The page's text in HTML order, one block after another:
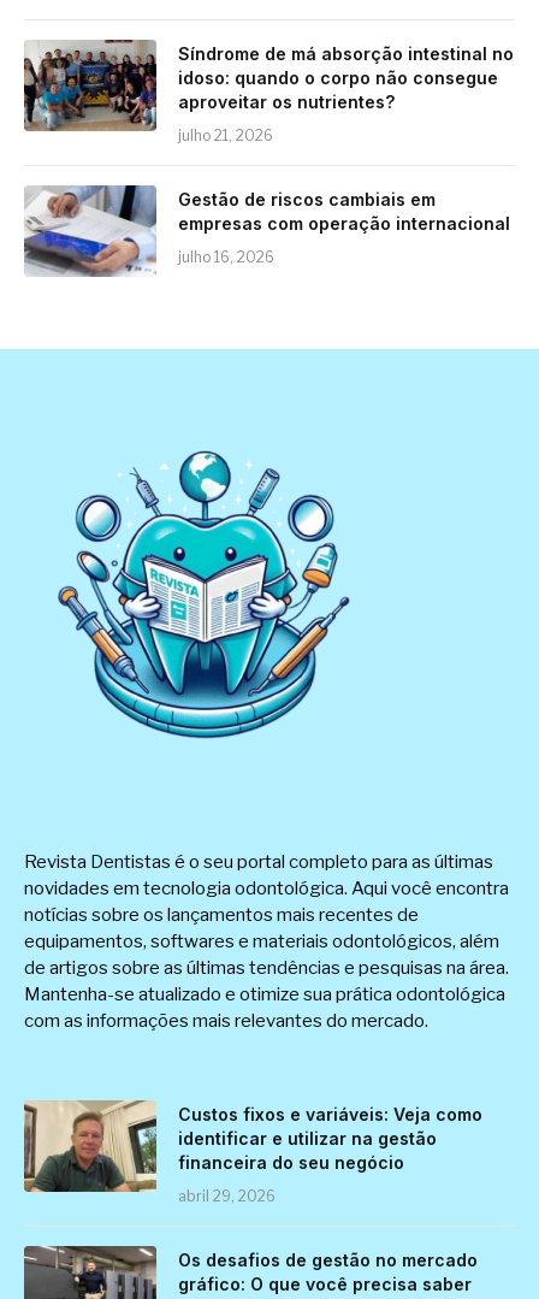
Síndrome de má absorção intestinal no
idoso: quando o corpo não consegue
aproveitar os nutrientes?
julho 21, 2026
Gestão de riscos cambiais em
empresas com operação internacional
julho 16, 2026
Revista Dentistas é o seu portal completo para as últimas
novidades em tecnologia odontológica. Aqui você encontra
notícias sobre os lançamentos mais recentes de
equipamentos, softwares e materiais odontológicos, além
de artigos sobre as últimas tendências e pesquisas na área.
Mantenha-se atualizado e otimize sua prática odontológica
com as informações mais relevantes do mercado.
Custos fixos e variáveis: Veja como
identificar e utilizar na gestão
financeira do seu negócio
abril 29, 2026
Os desafios de gestão no mercado
gráfico: O que você precisa saber